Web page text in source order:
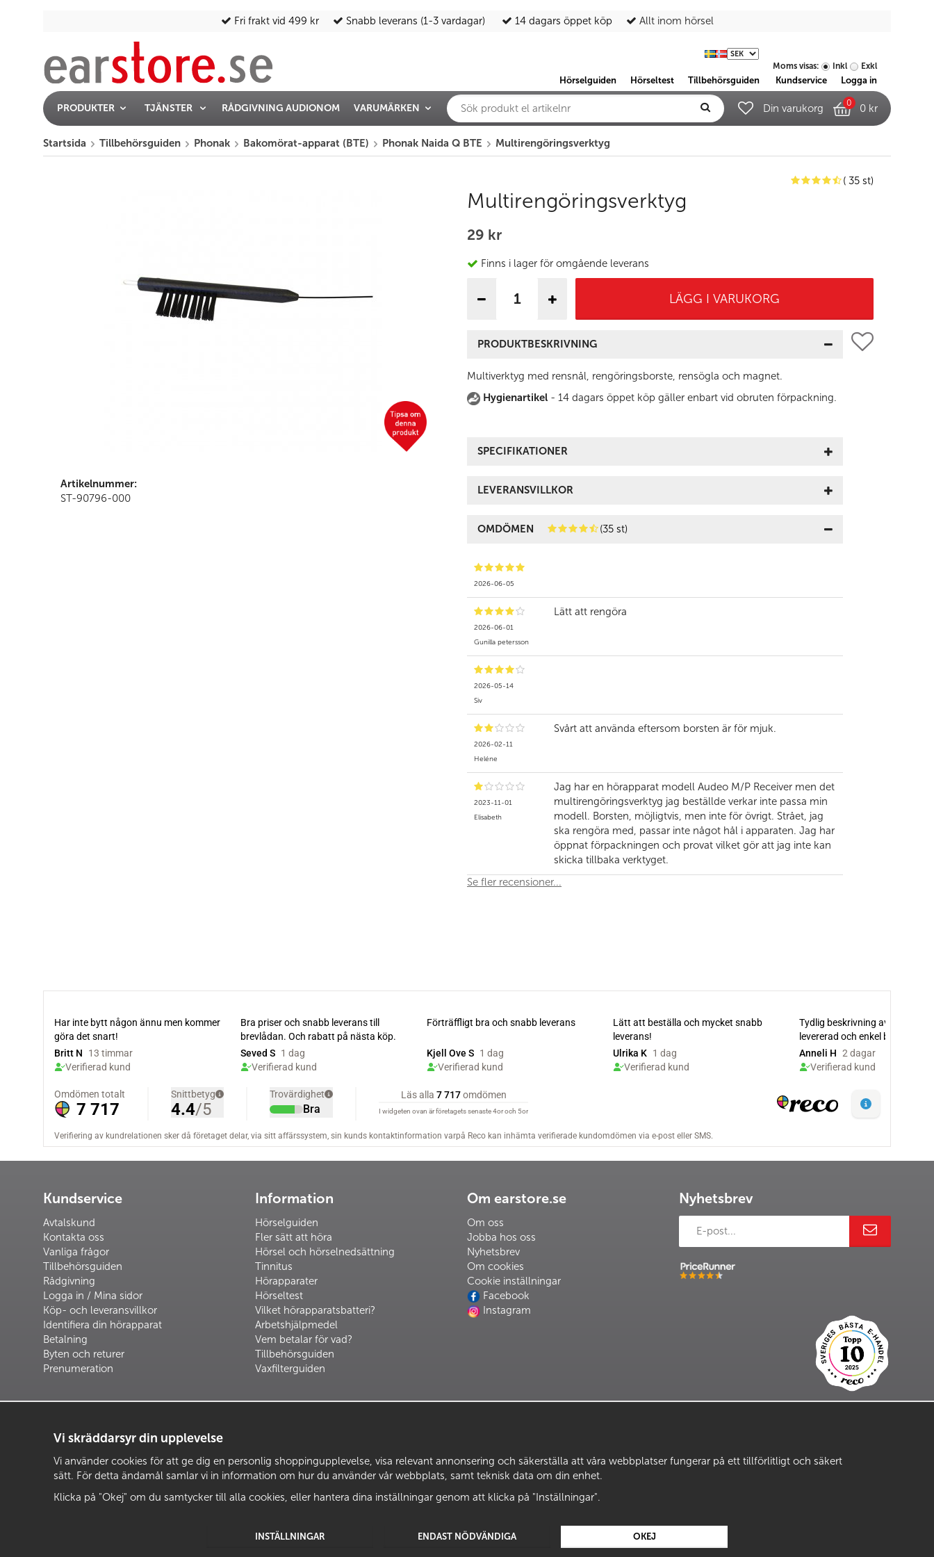
Fri frakt vid 499 kr Snabb leverans (1-3 vardagar) 14 dagars öppet köp Allt inom hörsel
Moms visas: Inkl Exkl
Hörselguiden Hörseltest Tillbehörsguiden Kundservice Logga in
PRODUKTER TJÄNSTER RÅDGIVNING AUDIONOM VARUMÄRKEN Din varukorg 0 0 kr
Startsida Tillbehörsguiden Phonak Bakomörat-apparat (BTE) Phonak Naida Q BTE Multirengöringsverktyg
( 35 st)
Multirengöringsverktyg
29 kr
Finns i lager för omgående leverans
LÄGG I VARUKORG
PRODUKTBESKRIVNING
Multiverktyg med rensnål, rengöringsborste, rensögla och magnet.
Hygienartikel - 14 dagars öppet köp gäller enbart vid obruten förpackning.
SPECIFIKATIONER
LEVERANSVILLKOR
OMDÖMEN (35 st)
2026-06-05
2026-06-01
Gunilla petersson
Lätt att rengöra
2026-05-14
Siv
2026-02-11
Heléne
Svårt att använda eftersom borsten är för mjuk.
2023-11-01
Elisabeth
Jag har en hörapparat modell Audeo M/P Receiver men det
multirengöringsverktyg jag beställde verkar inte passa min
modell. Borsten, möjligtvis, men inte för övrigt. Strået, jag
ska rengöra med, passar inte något hål i apparaten. Jag har
öppnat förpackningen och provat vilket gör att jag inte kan
skicka tillbaka verktyget.
Se fler recensioner...
Artikelnummer:
ST-90796-000
Kundservice
Avtalskund
Kontakta oss
Vanliga frågor
Tillbehörsguiden
Rådgivning
Logga in / Mina sidor
Köp- och leveransvillkor
Identifiera din hörapparat
Betalning
Byten och returer
Prenumeration
Information
Hörselguiden
Fler sätt att höra
Hörsel och hörselnedsättning
Tinnitus
Hörapparater
Hörseltest
Vilket hörapparatsbatteri?
Arbetshjälpmedel
Vem betalar för vad?
Tillbehörsguiden
Vaxfilterguiden
Om earstore.se
Om oss
Jobba hos oss
Nyhetsbrev
Om cookies
Cookie inställningar
Facebook
Instagram
Nyhetsbrev
Drift & produktion:Wikinggruppen
Vi skräddarsyr din upplevelse
Vi använder cookies för att ge dig en personlig shoppingupplevelse, visa relevant annonsering och säkerställa att våra webbplatser fungerar på ett tillförlitligt och säkert
sätt. För detta ändamål samlar vi in information om hur du använder vår webbplats, samt teknisk data om din enhet.
Klicka på "Okej" om du samtycker till alla cookies, eller hantera dina inställningar genom att klicka på "Inställningar".
INSTÄLLNINGAR ENDAST NÖDVÄNDIGA OKEJ